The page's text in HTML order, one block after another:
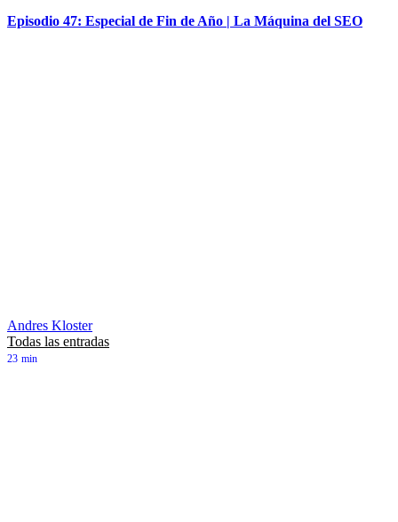
Episodio 47: Especial de Fin de Año | La Máquina del SEO
Andres Kloster
Todas las entradas
23 min